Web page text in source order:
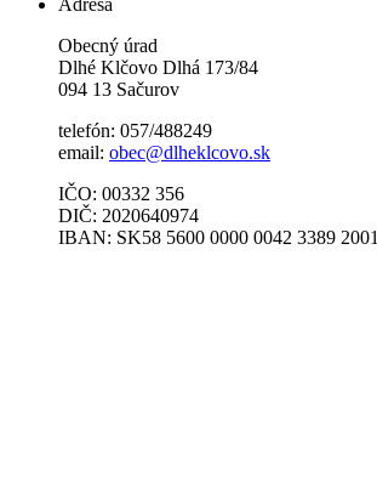
Adresa
Obecný úrad
Dlhé Klčovo Dlhá 173/84
094 13 Sačurov
telefón: 057/488249
email: obec@dlheklcovo.sk
IČO: 00332 356
DIČ: 2020640974
IBAN: SK58 5600 0000 0042 3389 2001